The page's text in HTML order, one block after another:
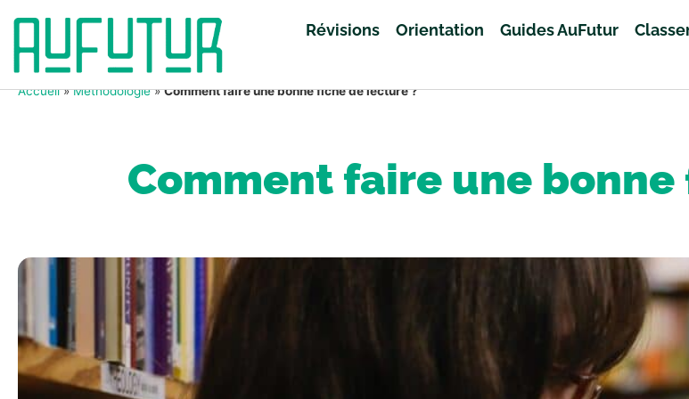
Révisions Orientation Guides AuFutur
Accueil»Méthodologie»Comment faire une bonne fiche de lecture ?
Comment faire une